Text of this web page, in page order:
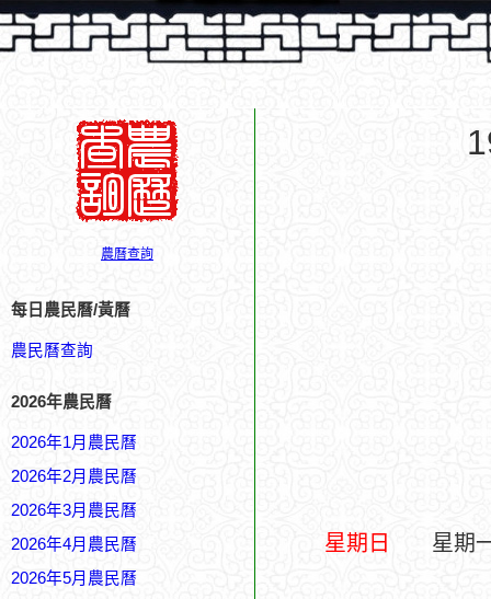
農曆查詢
每日農民曆/黃曆
農民曆查詢
2026年農民曆
2026年1月農民曆
2026年2月農民曆
2026年3月農民曆
2026年4月農民曆
2026年5月農民曆
星期日 星期